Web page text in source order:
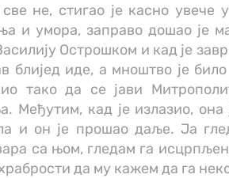
све не, стигао је касно
и умора, заправо дошао је
Острошком и кад је
блијед иде, а мноштво је
тако да се јави
Међутим, кад је излазио,
и он је прошао даље. Ја
са њом, гледам га
да му кажем да га